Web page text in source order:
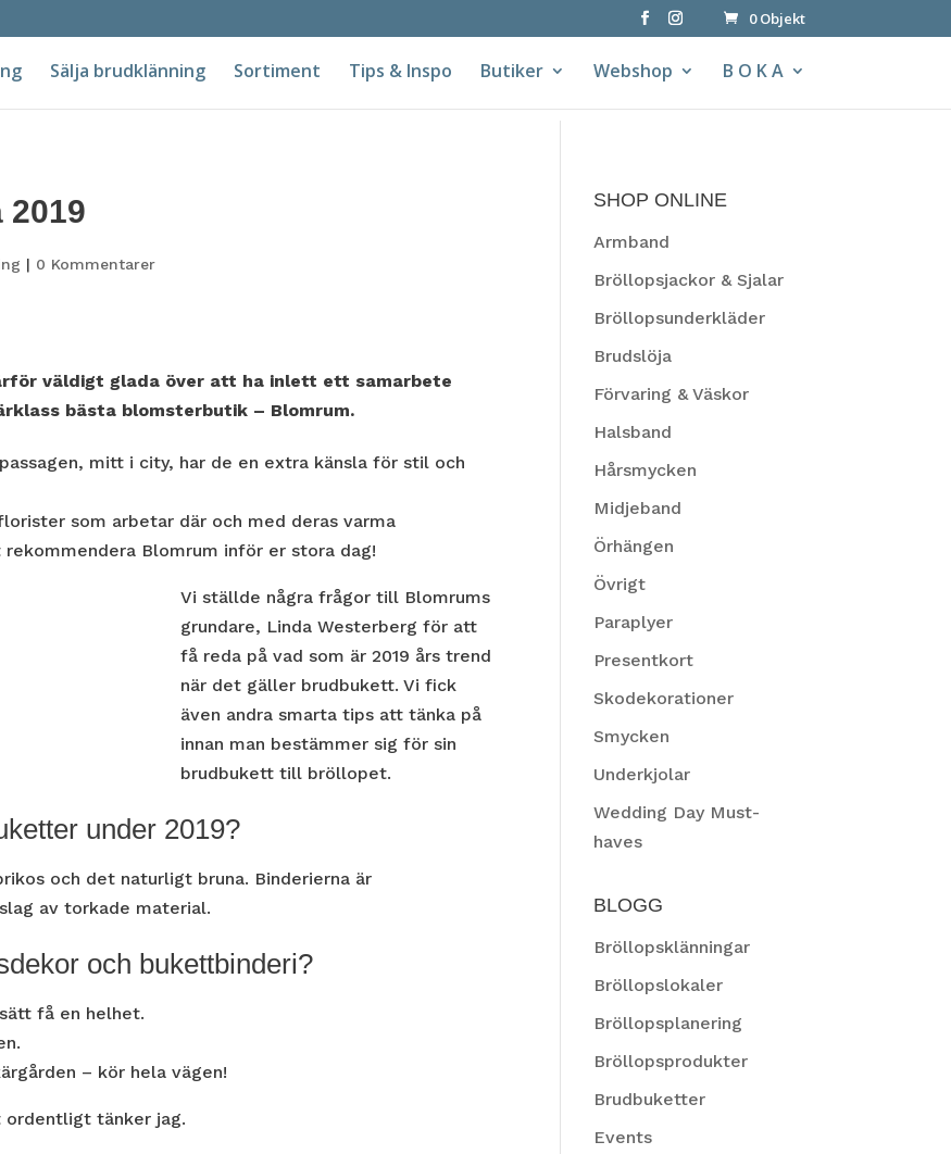
0 Objekt
Sälja brudklänning Sortiment Tips & Inspo Butiker Webshop B O K A
2019
| 0 Kommentarer
väldigt glada över att ha inlett ett samarbete
bästa blomsterbutik – Blomrum.
mitt i city, har de en extra känsla för stil och
som arbetar där och med deras varma
Blomrum inför er stora dag!
Vi ställde några frågor till Blomrums
grundare, Linda Westerberg för att
få reda på vad som är 2019 års trend
när det gäller brudbukett. Vi fick
även andra smarta tips att tänka på
innan man bestämmer sig för sin
brudbukett till bröllopet.
under 2019?
och det naturligt bruna. Binderierna är
av torkade material.
och bukettbinderi?
få en helhet.
– kör hela vägen!
ordentligt tänker jag.
SHOP ONLINE
Armband
Bröllopsjackor & Sjalar
Bröllopsunderkläder
Brudslöja
Förvaring & Väskor
Halsband
Hårsmycken
Midjeband
Örhängen
Övrigt
Paraplyer
Presentkort
Skodekorationer
Smycken
Underkjolar
Wedding Day Must-
haves
BLOGG
Bröllopsklänningar
Bröllopslokaler
Bröllopsplanering
Bröllopsprodukter
Brudbuketter
Events